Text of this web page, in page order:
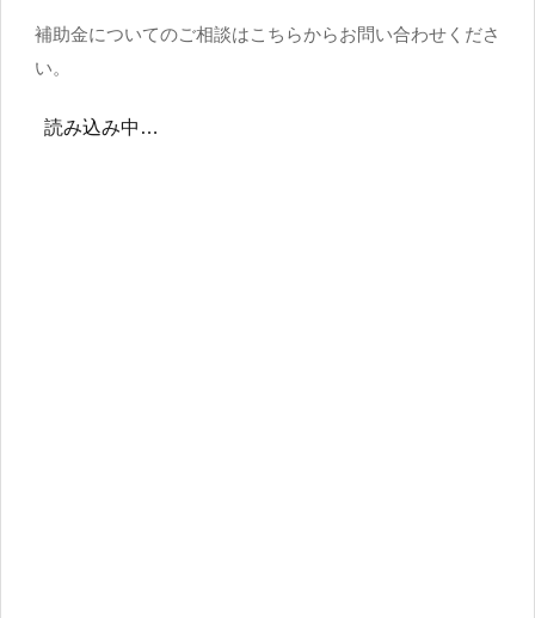
補助金についてのご相談はこちらからお問い合わせくださ
い。